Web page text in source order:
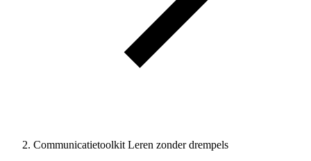
Communicatietoolkit Leren zonder drempels